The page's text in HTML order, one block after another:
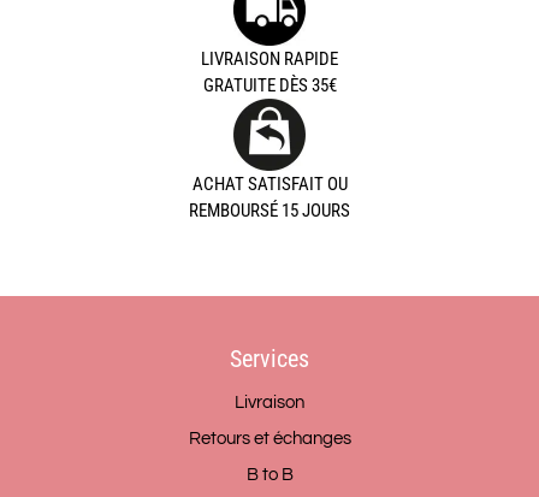
LIVRAISON RAPIDE
GRATUITE DÈS 35€
ACHAT SATISFAIT OU
REMBOURSÉ 15 JOURS
Services
Livraison
Retours et échanges
B to B